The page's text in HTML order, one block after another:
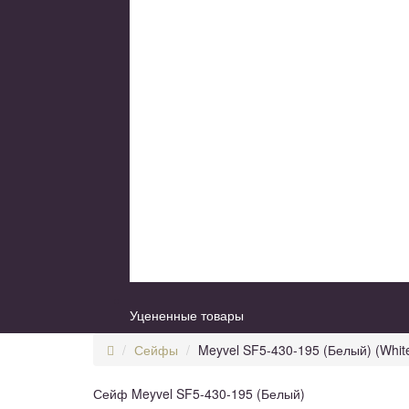
Уцененные товары
Сейфы
Meyvel SF5-430-195 (Белый)
Сейф Meyvel SF5-430-195 (Белый)